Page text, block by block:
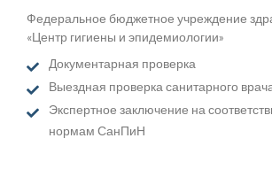
Федеральное бюджетное учреждение
«Центр гигиены и эпидемиологии»
Документарная проверка
Выездная проверка санитарного
Экспертное заключение на
нормам СанПиН